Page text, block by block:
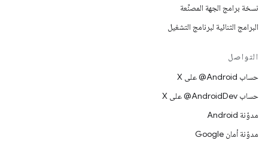
نسخة برامج الجهة المصنِّعة
البرامج الثنائية لبرنامج التشغيل
التواصل
حساب ‎@Android على X
حساب ‎@AndroidDev على X
مدوّنة Android
مدوّنة أمان Google